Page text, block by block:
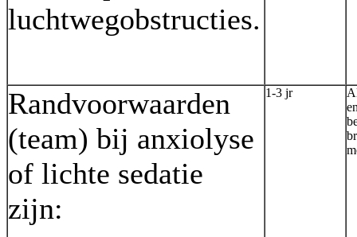
luchtwegobstructies.
Randvoorwaarden
(team) bij anxiolyse
of lichte sedatie
zijn:
1-3 jr